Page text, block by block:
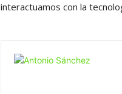
interactuamos con la